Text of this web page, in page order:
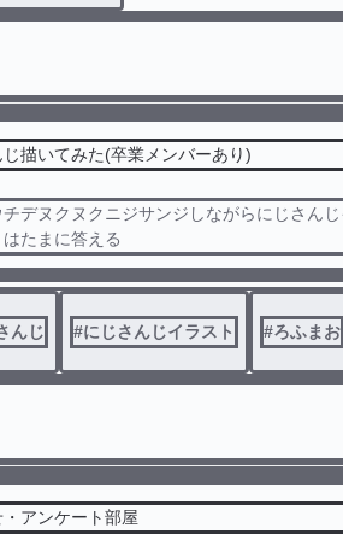
じ描いてみた(卒業メンバーあり)
デヌクヌクニジサンジしながらにじさん
たまに答える
んじ #にじさんじイラスト #ろふまお
アンケート部屋